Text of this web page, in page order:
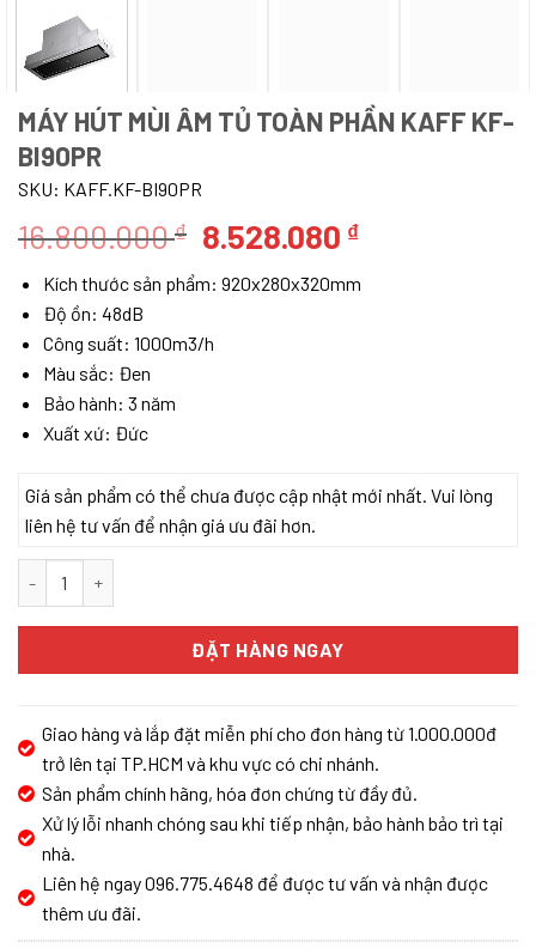
MÁY HÚT MÙI ÂM TỦ TOÀN PHẦN KAFF KF-
BI90PR
SKU: KAFF.KF-BI90PR
16.800.000₫ Giá
là:
16.800.000 ₫.
8.528.080 ₫Giá
tại
Kích thước sản phẩm: 920x280x320mm
Độ ồn: 48dB
Công suất: 1000m3/h
Màu sắc: Đen
Bảo hành: 3 năm
Xuất xứ: Đức
Giá sản phẩm có thể chưa được cập nhật mới nhất. Vui lòng
liên hệ tư vấn để nhận giá ưu đãi hơn.
ĐẶT HÀNG NGAY
Giao hàng và lắp đặt miễn phí cho đơn hàng từ 1.000.000đ
trở lên tại TP.HCM và khu vực có chi nhánh.
Sản phẩm chính hãng, hóa đơn chứng từ đầy đủ.
Xử lý lỗi nhanh chóng sau khi tiếp nhận, bảo hành bảo trì tại
nhà.
Liên hệ ngay 096.775.4648 để được tư vấn và nhận được
thêm ưu đãi.